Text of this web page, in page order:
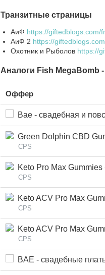
Транзитные страницы
АиФ https://giftedblogs.com/
АиФ 2 https://
Охотник и Рыболов https://
Аналоги Fish MegaBomb
Оффер
Bae - свадебная и
Green Dolphin CBD Gummies v2 - US
CPS
Keto Pro Max Gummies - US -
CPS
Keto ACV Pro Max Gummies - US -
CPS
Keto ACV Pro Max Gummies - v2 - US
CPS
BAE - свадебные